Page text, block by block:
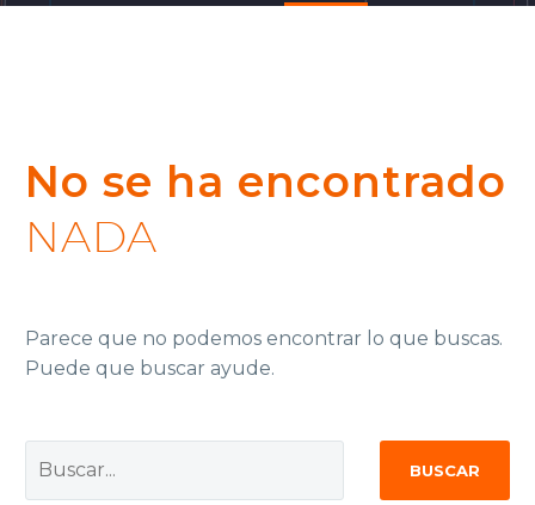
No se ha encontrado
NADA
Parece que no podemos encontrar lo que buscas.
Puede que buscar ayude.
BUSCAR